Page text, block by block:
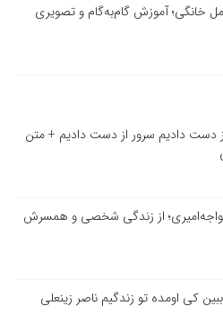
خانگی؛ آموزش گام‌به‌گام و تصویری
دست دادیم سرور از دست دادیم + متن
از زندگی شخصی و همسرش
کی اومده تو زندگیم ناصر زینعلی